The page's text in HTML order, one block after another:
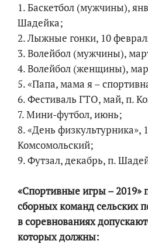
1. Баскетбол (мужчины),
Шадейка;
2. Лыжные гонки, 10
3. Волейбол (мужчины),
4. Волейбол (женщины),
5. «Папа, мама я –
6. Фестиваль ГТО, май, п.
7. Мини-футбол, июнь;
8. «День физкультурника»,
Комсомольский;
9. Футзал, декабрь, п.
«Спортивные игры – 2019»
сборных команд сельских
в соревнованиях
которых должны: